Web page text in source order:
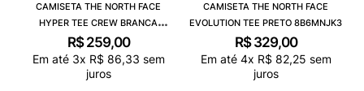
CAMISETA THE NORTH FACE
HYPER TEE CREW BRANCA
A003NFN4
R$ 259,00
Em até 3x R$ 86,33 sem
juros
CAMISETA THE NORTH FACE
EVOLUTION TEE PRETO 8B6MNJK3
R$ 329,00
Em até 4x R$ 82,25 sem
juros